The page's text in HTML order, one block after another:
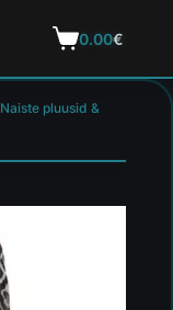
0.00€
Naiste pluusid &